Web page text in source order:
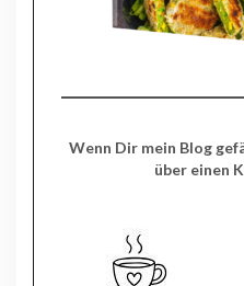
Wenn Dir mein Blog
über einen